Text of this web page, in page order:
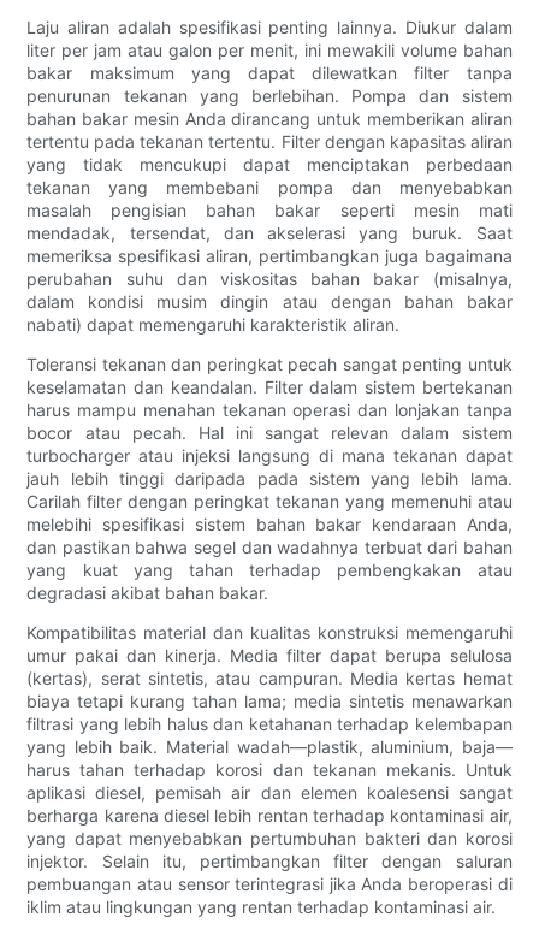
Laju aliran adalah spesifikasi penting lainnya. Diukur dalam
liter per jam atau galon per menit, ini mewakili volume bahan
bakar maksimum yang dapat dilewatkan filter tanpa
penurunan tekanan yang berlebihan. Pompa dan sistem
bahan bakar mesin Anda dirancang untuk memberikan aliran
tertentu pada tekanan tertentu. Filter dengan kapasitas aliran
yang tidak mencukupi dapat menciptakan perbedaan
tekanan yang membebani pompa dan menyebabkan
masalah pengisian bahan bakar seperti mesin mati
mendadak, tersendat, dan akselerasi yang buruk. Saat
memeriksa spesifikasi aliran, pertimbangkan juga bagaimana
perubahan suhu dan viskositas bahan bakar (misalnya,
dalam kondisi musim dingin atau dengan bahan bakar
nabati) dapat memengaruhi karakteristik aliran.
Toleransi tekanan dan peringkat pecah sangat penting untuk
keselamatan dan keandalan. Filter dalam sistem bertekanan
harus mampu menahan tekanan operasi dan lonjakan tanpa
bocor atau pecah. Hal ini sangat relevan dalam sistem
turbocharger atau injeksi langsung di mana tekanan dapat
jauh lebih tinggi daripada pada sistem yang lebih lama.
Carilah filter dengan peringkat tekanan yang memenuhi atau
melebihi spesifikasi sistem bahan bakar kendaraan Anda,
dan pastikan bahwa segel dan wadahnya terbuat dari bahan
yang kuat yang tahan terhadap pembengkakan atau
degradasi akibat bahan bakar.
Kompatibilitas material dan kualitas konstruksi memengaruhi
umur pakai dan kinerja. Media filter dapat berupa selulosa
(kertas), serat sintetis, atau campuran. Media kertas hemat
biaya tetapi kurang tahan lama; media sintetis menawarkan
filtrasi yang lebih halus dan ketahanan terhadap kelembapan
yang lebih baik. Material wadah—plastik, aluminium, baja—
harus tahan terhadap korosi dan tekanan mekanis. Untuk
aplikasi diesel, pemisah air dan elemen koalesensi sangat
berharga karena diesel lebih rentan terhadap kontaminasi air,
yang dapat menyebabkan pertumbuhan bakteri dan korosi
injektor. Selain itu, pertimbangkan filter dengan saluran
pembuangan atau sensor terintegrasi jika Anda beroperasi di
iklim atau lingkungan yang rentan terhadap kontaminasi air.